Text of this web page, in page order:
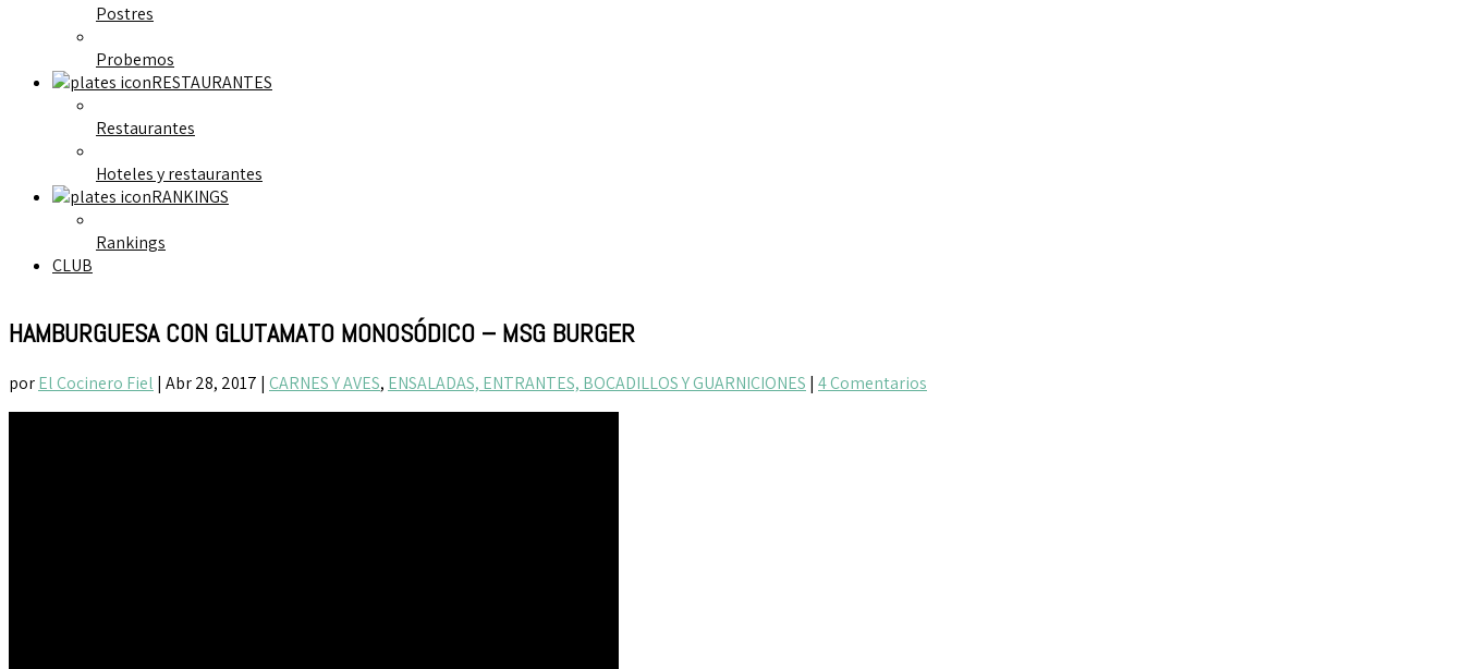
Postres
Probemos
RESTAURANTES
Restaurantes
Hoteles y restaurantes
RANKINGS
Rankings
CLUB
HAMBURGUESA CON GLUTAMATO MONOSÓDICO – MSG BURGER
porEl Cocinero Fiel | Abr 28, 2017 | CARNES Y AVES, ENSALADAS, ENTRANTES, BOCADILLOS Y GUARNICIONES | 4 Comentarios